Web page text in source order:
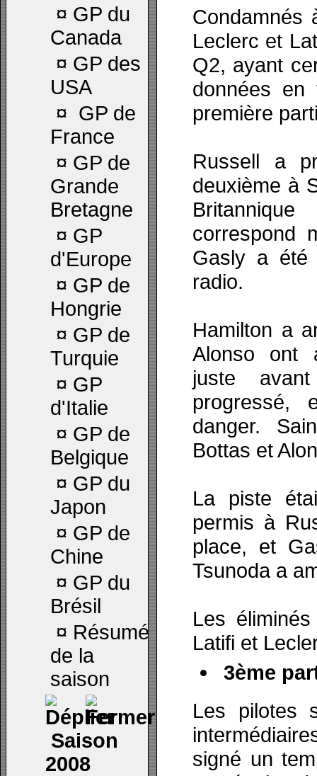
¤ GP du
Canada
¤ GP des
USA
¤ GP de
France
¤ GP de
Grande
Bretagne
¤ GP
d'Europe
¤ GP de
Hongrie
¤ GP de
Turquie
¤ GP
d'Italie
¤ GP de
Belgique
¤ GP du
Japon
¤ GP de
Chine
¤ GP du
Brésil
¤ Résumé
de la
saison
Saison
2008
Condamnés
Leclerc et
Q2, ayant
données
première
Russell a
deuxième à
correspond
Gasly a été
radio.
Hamilton a
Alonso ont
juste
progressé,
danger.
Bottas et
La piste
permis à
place, et
Tsunoda a
Les
Latifi et
3ème
Les pilotes
signé un